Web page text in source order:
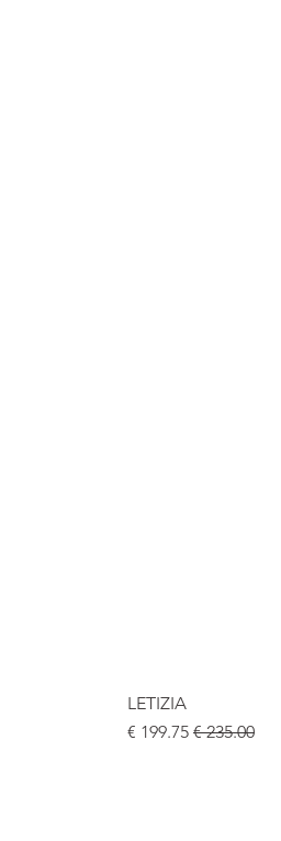
LETIZIA
سعر عاديسعر البيع